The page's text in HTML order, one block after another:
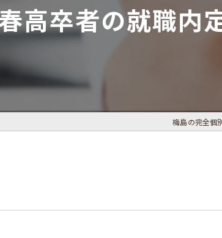
高卒者の就職内
梅島の完全個